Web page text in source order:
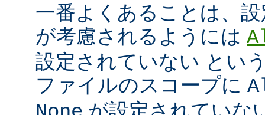
一番よくあることは、
が考慮されるようには
設定されていない とい
ファイルのスコープに
が設定されていな